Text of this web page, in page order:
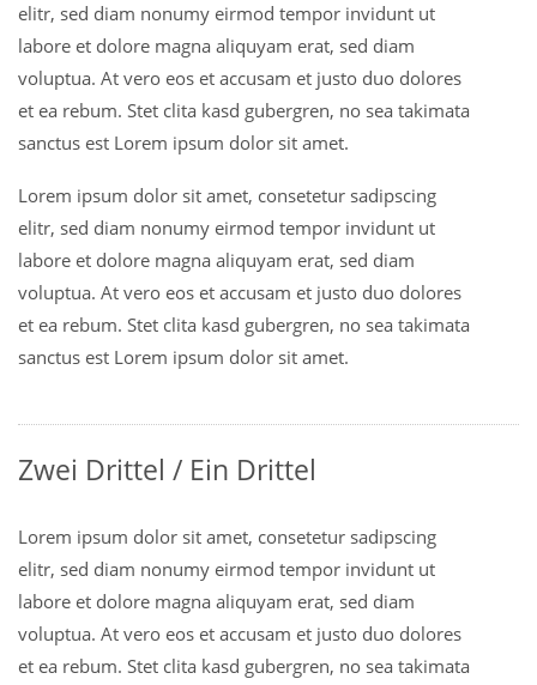
elitr, sed diam nonumy eirmod tempor invidunt ut
labore et dolore magna aliquyam erat, sed diam
voluptua. At vero eos et accusam et justo duo dolores
et ea rebum. Stet clita kasd gubergren, no sea takimata
sanctus est Lorem ipsum dolor sit amet.
Lorem ipsum dolor sit amet, consetetur sadipscing
elitr, sed diam nonumy eirmod tempor invidunt ut
labore et dolore magna aliquyam erat, sed diam
voluptua. At vero eos et accusam et justo duo dolores
et ea rebum. Stet clita kasd gubergren, no sea takimata
sanctus est Lorem ipsum dolor sit amet.
Zwei Drittel / Ein Drittel
Lorem ipsum dolor sit amet, consetetur sadipscing
elitr, sed diam nonumy eirmod tempor invidunt ut
labore et dolore magna aliquyam erat, sed diam
voluptua. At vero eos et accusam et justo duo dolores
et ea rebum. Stet clita kasd gubergren, no sea takimata